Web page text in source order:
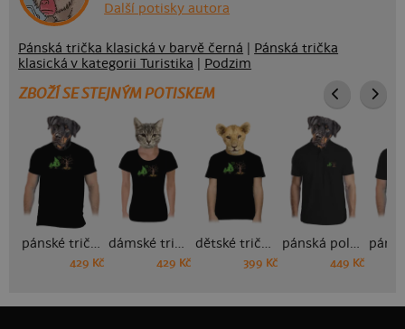
Další potisky autora
Pánská trička klasická v barvě černá
Pánská trička
klasická v kategorii Turistika
Podzim
ZBOŽÍ SE STEJNÝM POTISKEM
pánské tričko
429 Kč
dámské tričko
429 Kč
dětské tričko
399 Kč
pánská polokošile
449 Kč